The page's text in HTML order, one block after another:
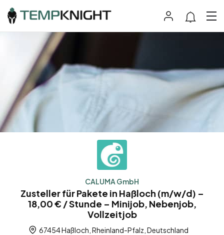
CALUMA GmbH
Zusteller für Pakete in Haßloch (m/w/d) –
18,00 € / Stunde – Minijob, Nebenjob,
Vollzeitjob
67454 Haßloch, Rheinland-Pfalz, Deutschland